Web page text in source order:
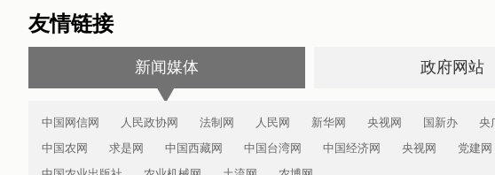
友情链接
新闻媒体 政府网站
中国网信网 人民政协网 法制网 人民网 新华网 央视网 国新办 央
中国农网
求是网 中国西藏网 中国台湾网 中国经济网 央视网 党建网